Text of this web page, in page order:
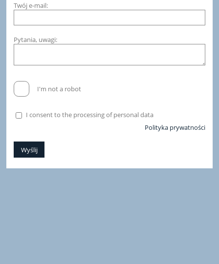
Twój e-mail:
Pytania, uwagi:
I'm not a robot
I consent to the processing of personal data
Polityka prywatności